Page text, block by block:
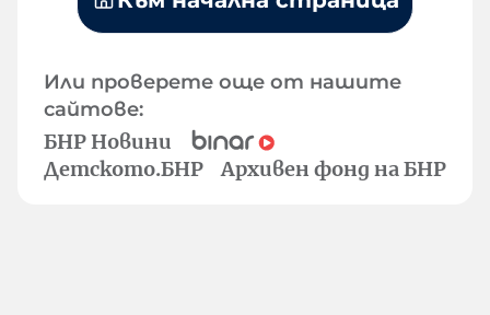
Или проверете още от нашите
сайтове:
БНР Новини
Детското.БНР
Архивен фонд на БНР